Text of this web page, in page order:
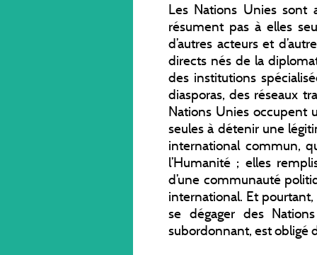
Les Nations Unies
résument pas à elles
d’autres acteurs et
directs nés de la
des institutions
diasporas, des réseaux
Nations Unies occupent
seules à détenir une
international commun,
l’Humanité ; elles
d’une communauté
international. Et
se dégager des
subordonnant, est obligé